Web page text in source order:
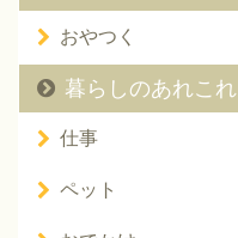
おやつく
暮らしのあれこれ
仕事
ペット